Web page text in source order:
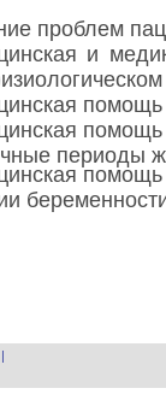
проблем
и
помощь
помощь
периоды
помощь
|